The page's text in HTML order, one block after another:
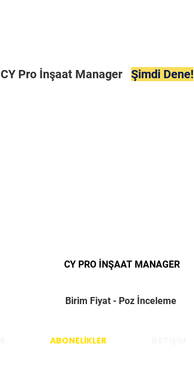
CY Pro İnşaat Manager Şimdi Dene!
CY PRO İNŞAAT MANAGER
Birim Fiyat - Poz İnceleme
ABONELİKLER